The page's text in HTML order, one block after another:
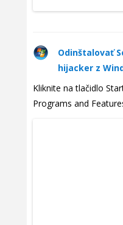
Odinštalovať
hijacker z
Kliknite na tlačidlo
Programs and